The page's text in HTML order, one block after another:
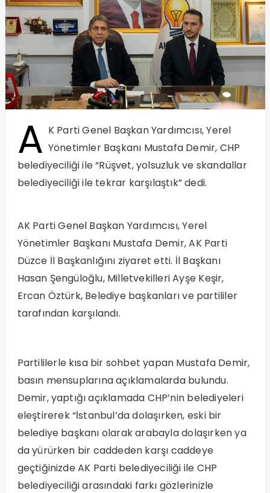
A K Parti Genel Başkan Yardımcısı, Yerel
Yönetimler Başkanı Mustafa Demir, CHP
belediyeciliği ile “Rüşvet, yolsuzluk ve skandallar
belediyeciliği ile tekrar karşılaştık” dedi.
AK Parti Genel Başkan Yardımcısı, Yerel
Yönetimler Başkanı Mustafa Demir, AK Parti
Düzce İl Başkanlığını ziyaret etti. İl Başkanı
Hasan Şengüloğlu, Milletvekilleri Ayşe Keşir,
Ercan Öztürk, Belediye başkanları ve partililer
tarafından karşılandı.
Partililerle kısa bir sohbet yapan Mustafa Demir,
basın mensuplarına açıklamalarda bulundu.
Demir, yaptığı açıklamada CHP’nin belediyeleri
eleştirerek “İstanbul’da dolaşırken, eski bir
belediye başkanı olarak arabayla dolaşırken ya
da yürürken bir caddeden karşı caddeye
geçtiğinizde AK Parti belediyeciliği ile CHP
belediyeciliği arasındaki farkı gözlerinizle